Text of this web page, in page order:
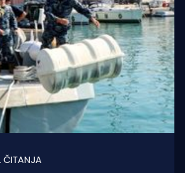
ČITANJA